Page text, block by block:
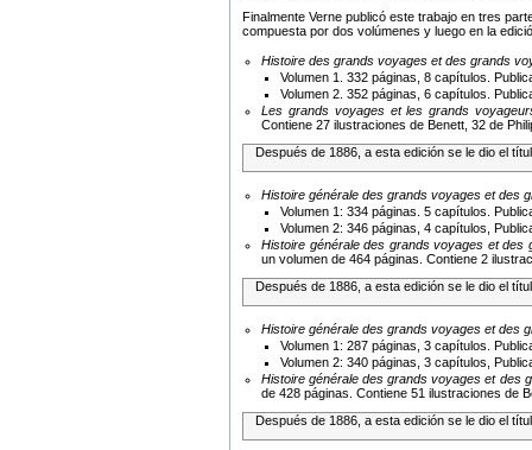
Finalmente Verne publicó este trabajo en tres
compuesta por dos volúmenes y luego en la
Histoire des grands voyages et des grands
Volumen 1. 332 páginas, 8 capítulos.
Volumen 2. 352 páginas, 6 capítulos.
Les grands voyages et les grands
Contiene 27 ilustraciones de Benett, 32 de
Después de 1886, a esta edición se le dio el
Histoire générale des grands voyages et des
Volumen 1: 334 páginas. 5 capítulos.
Volumen 2: 346 páginas, 4 capítulos,
Histoire générale des grands voyages et
un volumen de 464 páginas. Contiene 2
Después de 1886, a esta edición se le dio el
Histoire générale des grands voyages et des
Volumen 1: 287 páginas, 3 capítulos.
Volumen 2: 340 páginas, 3 capítulos,
Histoire générale des grands voyages et des
de 428 páginas. Contiene 51 ilustraciones de
Después de 1886, a esta edición se le dio el